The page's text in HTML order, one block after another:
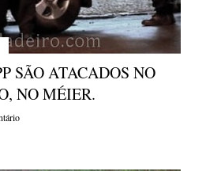
SÃO ATACADOS NO
NO MÉIER.